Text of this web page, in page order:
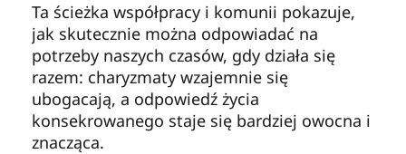
Ta ścieżka współpracy i komunii pokazuje,
jak skutecznie można odpowiadać na
potrzeby naszych czasów, gdy działa się
razem: charyzmaty wzajemnie się
ubogacają, a odpowiedź życia
konsekrowanego staje się bardziej owocna i
znacząca.